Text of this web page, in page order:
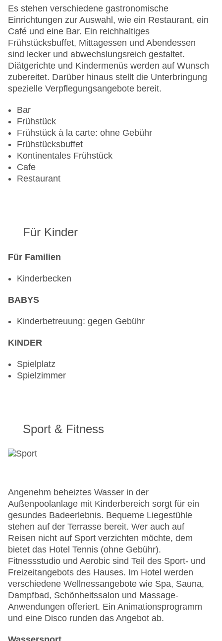
Lift
Anzahl der Konferenzräume: 1
Anzahl der Aufzüge: 1
Zimmerservice
Gesamtanzahl der Stockwerke: 11
Gesamtanzahl der Zimmer: 162
Pools:Kinderbecken, Beheizter Außenpool,
Outdoor Pool, Liegen am Pool
EC Maestro, Mastercard, Visa
Landeskategorie: 4 Sterne
Es stehen verschiedene gastronomische
Einrichtungen zur Auswahl, wie ein Restaurant, ein
Café und eine Bar. Ein reichhaltiges
Frühstücksbuffet, Mittagessen und Abendessen
sind lecker und abwechslungsreich gestaltet.
Diätgerichte und Kindermenüs werden auf Wunsch
zubereitet. Darüber hinaus stellt die Unterbringung
spezielle Verpflegungsangebote bereit.
Bar
Frühstück
Frühstück à la carte: ohne Gebühr
Frühstücksbuffet
Kontinentales Frühstück
Cafe
Restaurant
Für Kinder
Für Familien
Kinderbecken
BABYS
Kinderbetreuung: gegen Gebühr
KINDER
Spielplatz
Spielzimmer
Sport & Fitness
Angenehm beheiztes Wasser in der
Außenpoolanlage mit Kinderbereich sorgt für ein
gesundes Badeerlebnis. Bequeme Liegestühle
stehen auf der Terrasse bereit. Wer auch auf
Reisen nicht auf Sport verzichten möchte, dem
bietet das Hotel Tennis (ohne Gebühr).
Fitnessstudio und Aerobic sind Teil des Sport- und
Freizeitangebots des Hauses. Im Hotel werden
verschiedene Wellnessangebote wie Spa, Sauna,
Dampfbad, Schönheitssalon und Massage-
Anwendungen offeriert. Ein Animationsprogramm
und eine Disco runden das Angebot ab.